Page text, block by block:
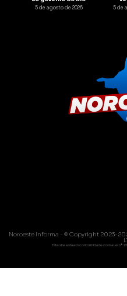
5 de agosto de 2026 5 de
Noroeste Informa - © Copyright 2023-
Este site está em conformidade com a Lei nº